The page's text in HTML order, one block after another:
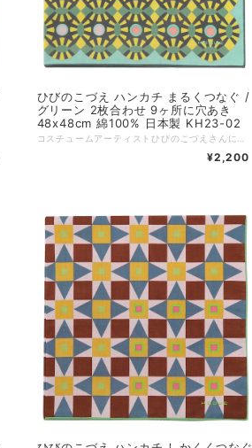
ひびのこづえ ハンカチ まるくつなぐ /
グリーン 2枚合わせ 9ヶ所に穴あき
48x48cm 綿100% 日本製 KH23-02
¥2,200